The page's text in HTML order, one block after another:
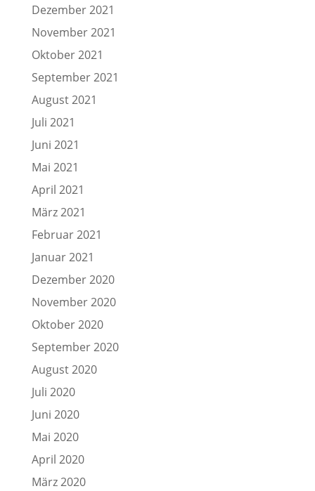
Dezember 2021
November 2021
Oktober 2021
September 2021
August 2021
Juli 2021
Juni 2021
Mai 2021
April 2021
März 2021
Februar 2021
Januar 2021
Dezember 2020
November 2020
Oktober 2020
September 2020
August 2020
Juli 2020
Juni 2020
Mai 2020
April 2020
März 2020